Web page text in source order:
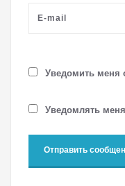
Уведомить меня
Уведомлять